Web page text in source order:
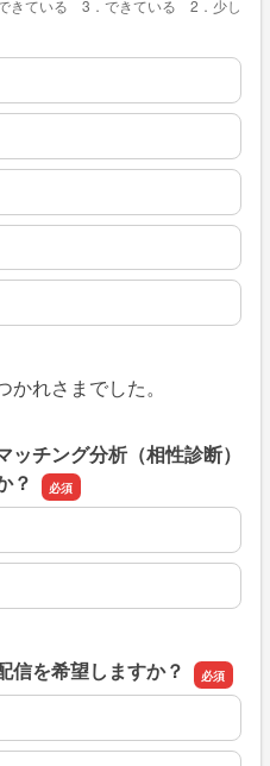
きている 3．できている 2．少し
れさまでした。
チング分析（相性診断）
？
信を希望しますか？